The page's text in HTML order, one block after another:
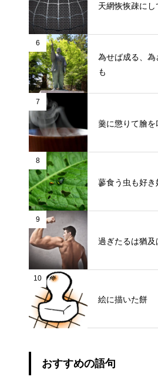
天網恢恢疎に
6
為せば成る、
も
7
羹に懲りて膾を
8
蓼食う虫も好き
9
過ぎたるは猶及
10
絵に描いた餅
おすすめの語句